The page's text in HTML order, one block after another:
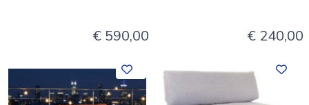
€ 590,00 € 240,00